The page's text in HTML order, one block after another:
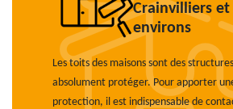
Crainvilliers et
environs
Les toits des maisons sont des
absolument protéger. Pour apporter
protection, il est indispensable de